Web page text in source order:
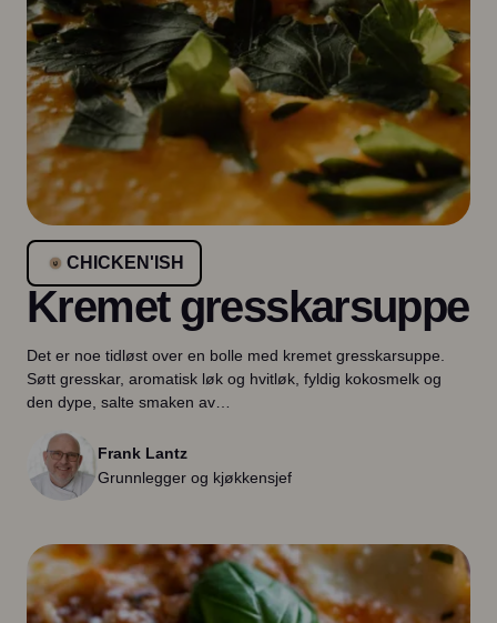
CHICKEN'ISH
Kremet gresskarsuppe
Det er noe tidløst over en bolle med kremet gresskarsuppe.
Søtt gresskar, aromatisk løk og hvitløk, fyldig kokosmelk og
den dype, salte smaken av…
Frank Lantz
Grunnlegger og kjøkkensjef